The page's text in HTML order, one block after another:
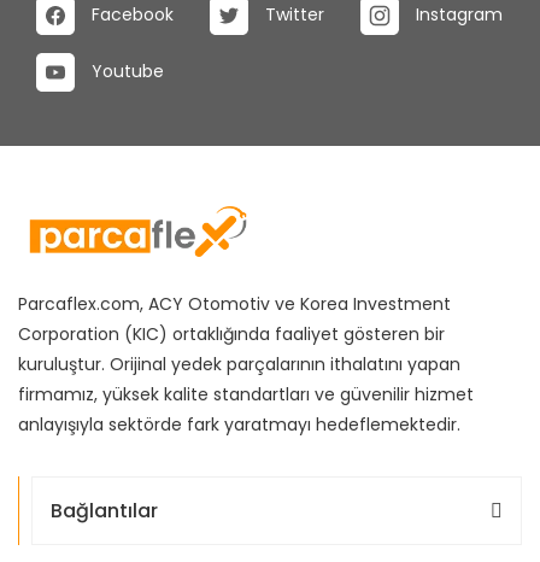
Facebook Twitter Instagram
Youtube
Parcaflex.com, ACY Otomotiv ve Korea Investment
Corporation (KIC) ortaklığında faaliyet gösteren bir
kuruluştur. Orijinal yedek parçalarının ithalatını yapan
firmamız, yüksek kalite standartları ve güvenilir hizmet
anlayışıyla sektörde fark yaratmayı hedeflemektedir.
Bağlantılar